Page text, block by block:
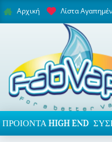
Αρχική Λίστα
ΠΡΟΙΌΝΤΑ HIGH END